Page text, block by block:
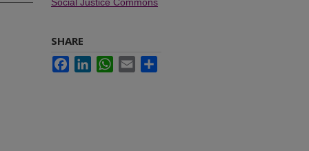
SHARE
FacebookLinkedInWhatsApp
Email